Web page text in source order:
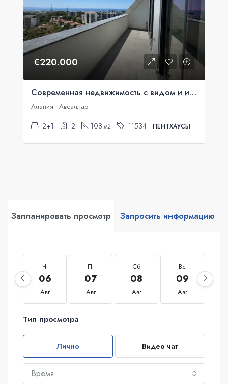
€220.000
Современная недвижимость с видом и инфраструктурой в Авсалларе
Алания - Авсаллар
2+1 2 108 м2 11534 ПЕНТХАУСЫ
Запланировать просмотр Запросить информацию
Чт
06
Авг
Пт
07
Авг
Сб
08
Авг
Вс
09
Авг
Тип просмотра
Лично Видео чат
Время